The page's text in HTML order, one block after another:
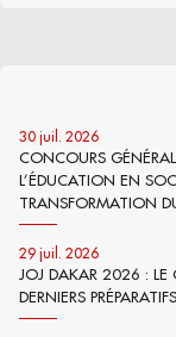
30 juil. 2026
CONCOURS
L’ÉDUCATION EN
TRANSFORMATION
29 juil. 2026
JOJ DAKAR 2026 : LE
DERNIERS PRÉPARATIFS